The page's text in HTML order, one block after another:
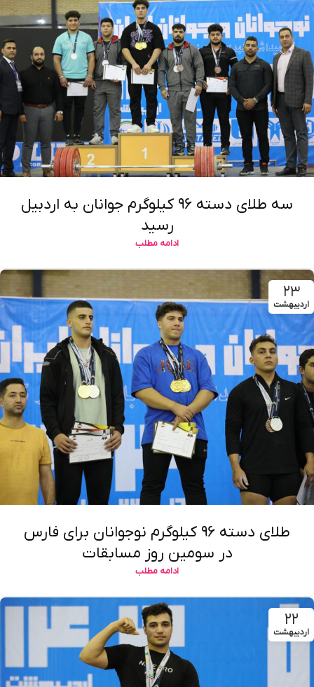
سه طلای دسته ۹۶ کیلوگرم جوانان به اردبیل
رسید
ادامه مطلب
۲۳
اردیبهشت
طلای دسته ۹۶ کیلوگرم نوجوانان برای فارس
در سومین روز مسابقات
ادامه مطلب
۲۲
اردیبهشت